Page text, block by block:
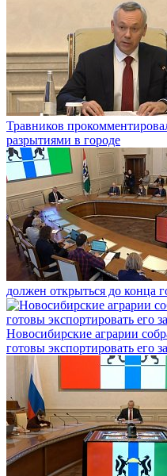
Травников
разрытиями в городе
должен открыться до конца
Новосибирские аграрии
готовы экспортировать его